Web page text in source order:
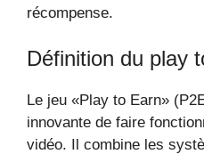
récompense.
Définition du play
Le jeu «Play to Earn»
innovante de faire
vidéo. Il combine les